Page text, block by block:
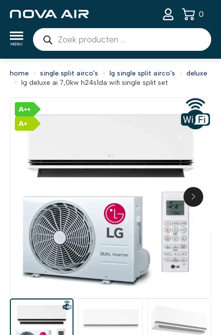
Producten
zoeken
0
home single split airco's lg single split airco's
deluxe
lg deluxe ai 7,0kw h24s1da wifi single split set